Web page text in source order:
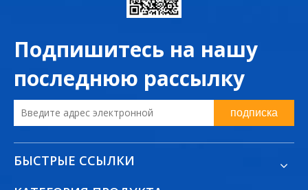
Подпишитесь на нашу
последнюю рассылку
подписка
БЫСТРЫЕ ССЫЛКИ